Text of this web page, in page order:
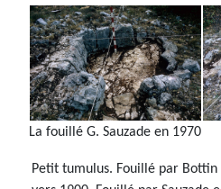
La fouillé G. Sauzade en 1970
Petit tumulus. Fouillé par